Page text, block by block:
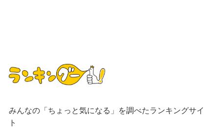
みんなの「ちょっと気になる」を調べたランキングサイ
ト